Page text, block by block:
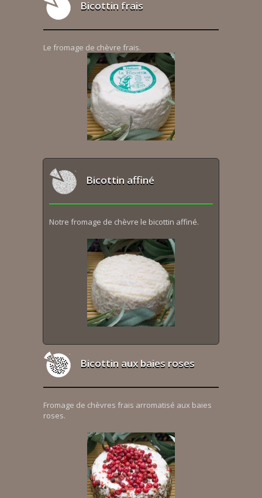
Bicottin frais
Le fromage de chèvre frais.
Bicottin affiné
Notre fromage de chèvre le bicottin affiné.
Bicottin aux baies roses
Fromage de chèvres frais arromatisé aux baies
roses.